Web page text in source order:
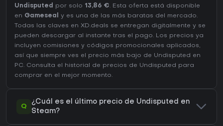
Undisputed
por solo 13,86 €. Esta oferta está disponible
en Gameseal
y es una de las más baratas del mercado.
Todas las claves en XD.deals se entregan digitalmente y se
pueden descargar al instante tras el pago. Los precios ya
incluyen comisiones y códigos promocionales aplicados,
así que siempre ves el precio más bajo de Undisputed en
PC. Consulta el historial de precios de Undisputed para
comprar en el mejor momento.
Q
¿Cuál es el último precio de Undisputed en
Steam?